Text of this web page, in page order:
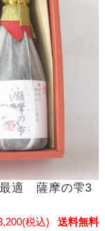
最適 薩摩の雫3
(税込) 送料無料